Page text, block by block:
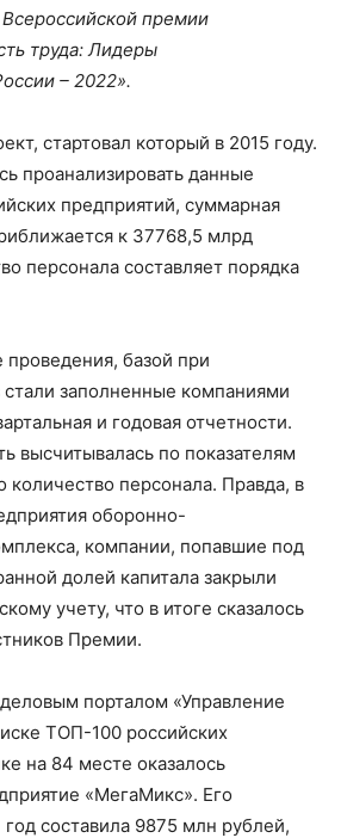
премии
труда: Лидеры
– 2022».
стартовал который в 2015 году.
проанализировать данные
предприятий, суммарная
к 37768,5 млрд
персонала составляет порядка
базой при
стали заполненные компаниями
и годовая отчетности.
высчитывалась по показателям
количество персонала. Правда, в
оборонно-
компании, попавшие под
долей капитала закрыли
учету, что в итоге сказалось
Премии.
порталом «Управление
ТОП-100 российских
на 84 месте оказалось
«МегаМикс». Его
год составила 9875 млн рублей,